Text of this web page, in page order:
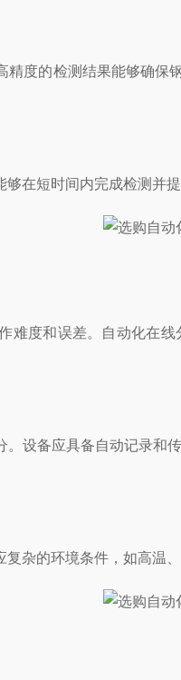
的检测结果能够确保
短时间内完成检测并
度和误差。自动化在线
备应具备自动记录和
的环境条件，如高温